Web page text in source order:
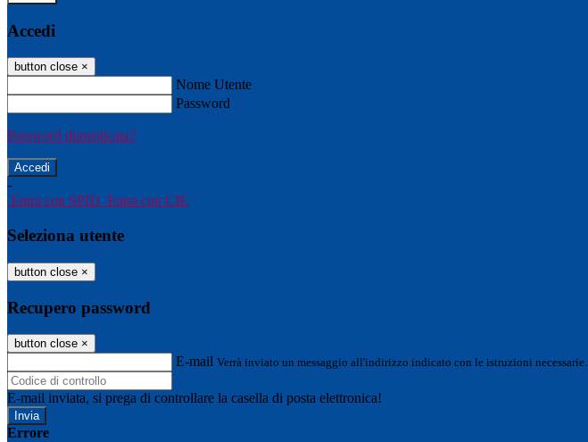
Accedi
button close ×
Nome Utente
Password
Password dimenticata?
-
Entra con SPID Entra con CIE
Seleziona utente
button close ×
Recupero password
button close ×
E-mail Verrà inviato un messaggio all'indirizzo indicato con le istruzioni necessarie.
E-mail inviata, si prega di controllare la casella di posta elettronica!
Errore